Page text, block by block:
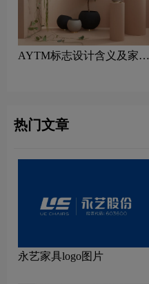
AYTM标志设计含义及家具
热门文章
永艺家具logo图片